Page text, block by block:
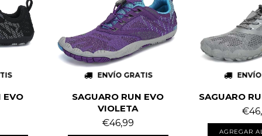
EVO
ENVÍO GRATIS
SAGUARO RUN EVO
VIOLETA
€46,99
SAGUARO
AGREGAR